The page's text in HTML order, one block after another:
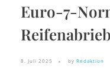
Euro-7-
Reifenabrieb
8. Juli 2025 by Redaktion